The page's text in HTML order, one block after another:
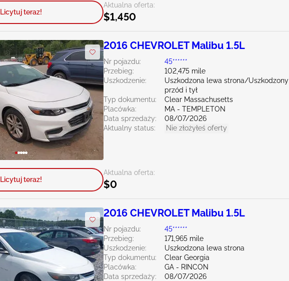
Aktualna oferta:
$1,450
Licytuj teraz!
2016 CHEVROLET Malibu 1.5L
Nr pojazdu:
45******
Przebieg:
102,475 mile
Uszkodzenie:
Uszkodzona lewa strona/Uszkodzony
przód i tył
Typ dokumentu:
Clear Massachusetts
Placówka:
MA - TEMPLETON
Data sprzedaży:
08/07/2026
Aktualny status:
Nie złożyłeś oferty
Aktualna oferta:
$0
Licytuj teraz!
2016 CHEVROLET Malibu 1.5L
Nr pojazdu:
45******
Przebieg:
171,965 mile
Uszkodzenie:
Uszkodzona lewa strona
Typ dokumentu:
Clear Georgia
Placówka:
GA - RINCON
Data sprzedaży:
08/07/2026